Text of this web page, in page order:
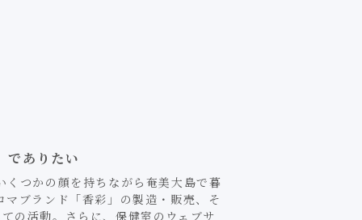
でありたい
つかの顔を持ちながら奄美大島で暮
ブランド「香彩」の製造・販売、そ
の活動。さらに、保健室のウェブサ